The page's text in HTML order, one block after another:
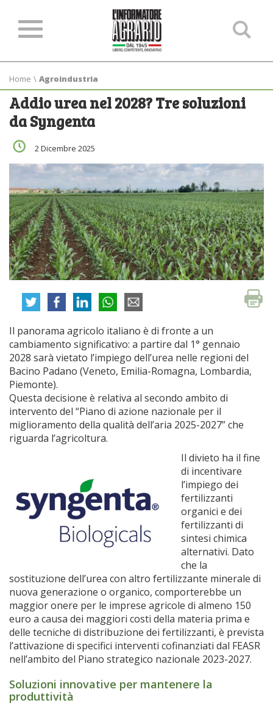
Home \ Agroindustria
Addio urea nel 2028? Tre soluzioni
da Syngenta
2 Dicembre 2025
Il panorama agricolo italiano è di fronte a un
cambiamento significativo: a partire dal 1° gennaio
2028 sarà vietato l’impiego dell’urea nelle regioni del
Bacino Padano (Veneto, Emilia-Romagna, Lombardia,
Piemonte).
Questa decisione è relativa al secondo ambito di
intervento del “Piano di azione nazionale per il
miglioramento della qualità dell’aria 2025-2027” che
riguarda l’agricoltura.
Il divieto ha il fine
di incentivare
l’impiego dei
fertilizzanti
organici e dei
fertilizzanti di
sintesi chimica
alternativi. Dato
che la
sostituzione dell’urea con altro fertilizzante minerale di
nuova generazione o organico, comporterebbe un
maggior onere per le imprese agricole di almeno 150
euro a causa dei maggiori costi della materia prima e
delle tecniche di distribuzione dei fertilizzanti, è prevista
l’attivazione di specifici interventi cofinanziati dal FEASR
nell’ambito del Piano strategico nazionale 2023-2027.
Soluzioni innovative per mantenere la
produttività